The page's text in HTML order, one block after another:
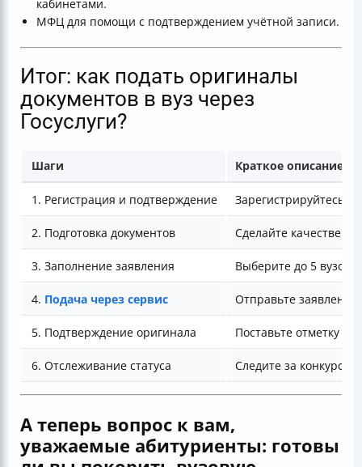
кабинетами.
МФЦ для помощи с подтверждением учётной записи.
Итог: как подать оригиналы
документов в вуз через
Госуслуги?
Шаги Краткое описание
1. Регистрация и подтверждение Зарегистрируйтесь,
2. Подготовка документов Сделайте
3. Заполнение заявления Выберите до 5 вузов
4. Подача через сервис Отправьте заявление
5. Подтверждение оригинала Поставьте отметку
6. Отслеживание статуса Следите за
А теперь вопрос к вам,
уважаемые абитуриенты: готовы